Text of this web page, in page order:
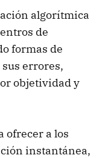
algorítmica
de
formas de
errores,
objetividad y
ofrecer a los
instantánea,